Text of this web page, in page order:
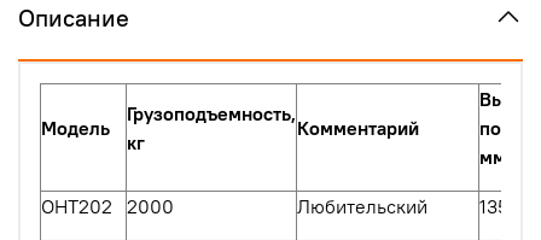
Описание
Модель
Грузоподъемность,
кг
Комментарий
мм
OHT202 2000 Любительский 135-